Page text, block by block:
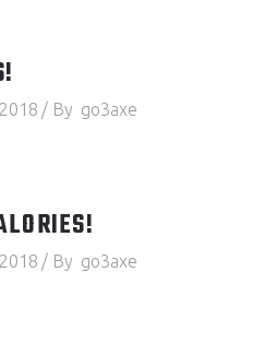
By go3axe
By go3axe